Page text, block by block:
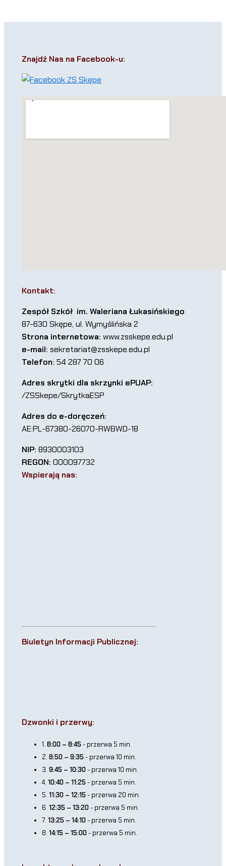
Znajdź Nas na Facebook-u:
Kontakt:
Zespół Szkół im. Waleriana Łukasińskiego
87-630 Skępe, ul. Wymyślińska 2
Strona internetowa: www.zsskepe.edu.pl
e-mail: sekretariat@zsskepe.edu.pl
Telefon: 54 287 70 06
Adres skrytki dla skrzynki ePUAP:
/ZSSkepe/SkrytkaESP
Adres do e-doręczeń:
AE:PL-67380-26070-RWBWD-18
NIP: 8930003103
REGON: 000097732
Wspierają nas:
Biuletyn Informacji Publicznej:
Dzwonki i przerwy:
1. 8:00 – 8:45- przerwa 5 min.
2. 8:50 – 9:35- przerwa 10 min.
3. 9:45 – 10:30- przerwa 10 min.
4. 10:40 – 11:25- przerwa 5 min.
5. 11:30 – 12:15- przerwa 20 min.
6. 12:35 – 13:20- przerwa 5 min.
7. 13:25 – 14:10- przerwa 5 min.
8. 14:15 – 15:00- przerwa 5 min.